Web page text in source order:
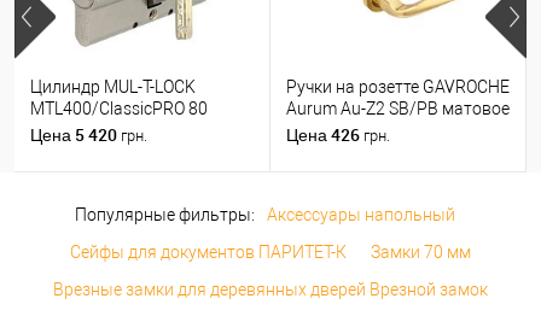
Цилиндр MUL-T-LOCK
MTL400/ClassicPRO 80
(35*45) никель сатин
Цена 5 420 грн.
Ручки на розетте GAVROCHE
Aurum Au-Z2 SB/PB матовое
золото/золото
Цена 426 грн.
Популярные фильтры:
Аксессуары напольный
Сейфы для документов ПАРИТЕТ-К
Замки 70 мм
Врезные замки для деревянных дверей Врезной замок